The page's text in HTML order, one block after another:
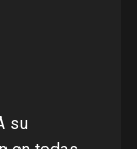
su